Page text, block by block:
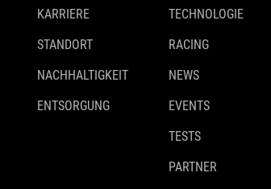
KARRIERE
STANDORT
NACHHALTIGKEIT
ENTSORGUNG
TECHNOLOGIE
RACING
NEWS
EVENTS
TESTS
PARTNER